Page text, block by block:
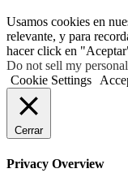
Usamos cookies en
relevante, y para
hacer click en
Do not sell my
Cookie Settings
Cerrar
Privacy Overview